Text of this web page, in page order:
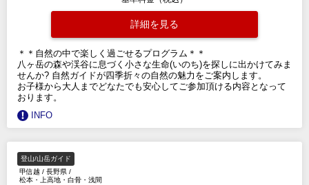
詳細を見る
＊＊自然の中で楽しく過ごせるプログラム＊＊
八ヶ岳の森や渓谷に息づく小さな生命(いのち)を探しに出かけてみま
せんか? 自然ガイドが四季折々の自然の魅力をご案内します。
お子様から大人までどなたでも安心してご参加頂ける内容となって
おります。
INFO
登山/山岳ガイド
甲信越 / 長野県 /
松本・上高地・白骨・浅間